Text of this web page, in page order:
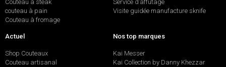
Couteau à steak
couteau à pain
Couteau à fromage
Service d’affûtage
Visite guidée manufacture sknife
Actuel
Shop Couteaux
Couteau artisanal
Nos top marques
Kai Messer
Kai Collection by Danny Khezzar